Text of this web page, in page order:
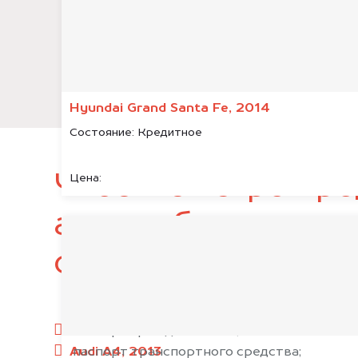
Hyundai Grand Santa Fe, 2014
Состояние: Кредитное
Цена:
Audi A4, 2013
Чтобы быстро
автомобиль,
следующие
паспорт транспортного средства;